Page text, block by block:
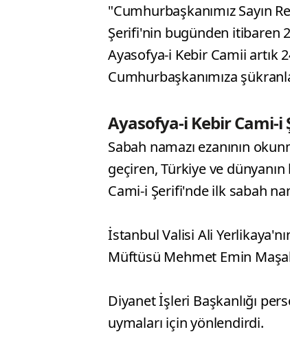
"Cumhurbaşkanımız Sayın
Şerifi'nin bugünden itibaren
Ayasofya-i Kebir Camii artık
Cumhurbaşkanımıza
Ayasofya-i Kebir Cami-i
Sabah namazı ezanının
geçiren, Türkiye ve
Cami-i Şerifi'nde ilk sabah
İstanbul Valisi Ali
Müftüsü Mehmet Emin
Diyanet İşleri Başkanlığı
uymaları için yönlendirdi.